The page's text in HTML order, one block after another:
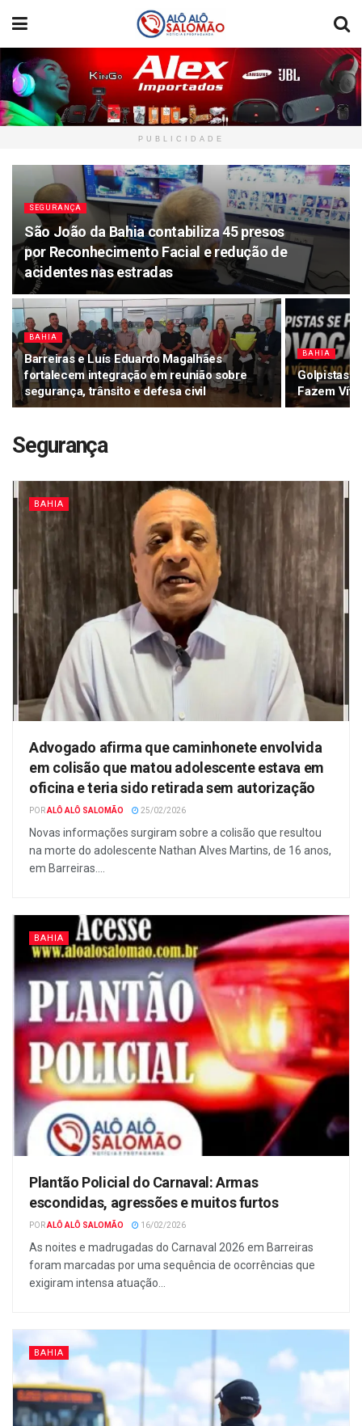
PUBLICIDADE
SEGURANÇA
São João da Bahia contabiliza 45 presos
por Reconhecimento Facial e redução de
acidentes nas estradas
BAHIA
Barreiras e Luís Eduardo Magalhães
fortalecem integração em reunião sobre
segurança, trânsito e defesa civil
BAHIA
Golpistas
Fazem
Segurança
BAHIA
Advogado afirma que caminhonete envolvida
em colisão que matou adolescente estava em
oficina e teria sido retirada sem autorização
PORALÔ ALÔ SALOMÃO 25/02/2026
Novas informações surgiram sobre a colisão que resultou
na morte do adolescente Nathan Alves Martins, de 16 anos,
em Barreiras....
BAHIA
Plantão Policial do Carnaval: Armas
escondidas, agressões e muitos furtos
PORALÔ ALÔ SALOMÃO 16/02/2026
As noites e madrugadas do Carnaval 2026 em Barreiras
foram marcadas por uma sequência de ocorrências que
exigiram intensa atuação...
BAHIA